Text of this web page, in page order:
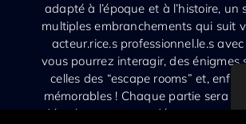
adapté à l’époque et à l’histoire, un
multiples embranchements qui suit
acteur.rice.s professionnel.le.s
vous pourrez interagir, des énigmes
celles des “escape rooms” et, enfin,
mémorables ! Chaque partie sera
déroulement et son dénouement,